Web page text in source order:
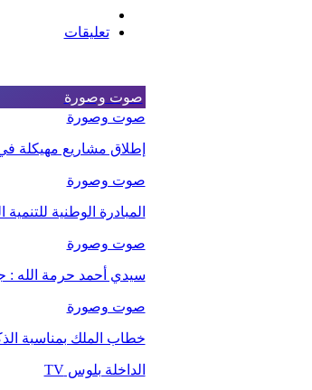
تعليقات
صوت وصورة
صوت وصورة
إطلاق مشاريع مهيكلة في
صوت وصورة
المبادرة الوطنية
صوت وصورة
سيدي أحمد حرمة الله :
صوت وصورة
خطاب الملك بمناسبة الذكرى 27
الداخلة بلوس TV